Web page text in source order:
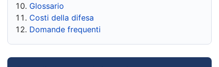
Glossario
Costi della difesa
Domande frequenti